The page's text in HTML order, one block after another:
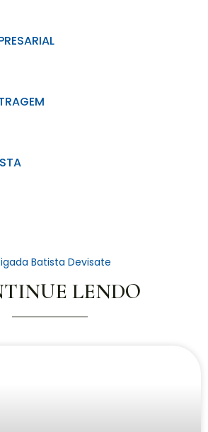
Batista Devisate
LENDO